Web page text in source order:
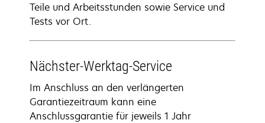
Teile und Arbeitsstunden sowie Service und
Tests vor Ort.
Nächster-Werktag-Service
Im Anschluss an den verlängerten
Garantiezeitraum kann eine
Anschlussgarantie für jeweils 1 Jahr